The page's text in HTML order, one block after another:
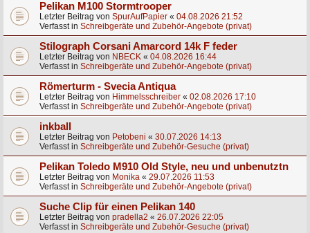
Pelikan M100 Stormtrooper
Letzter Beitrag von SpurAufPapier « 04.08.2026 21:52
Verfasst in Schreibgeräte und Zubehör-Angebote (privat)
Stilograph Corsani Amarcord 14k F feder
Letzter Beitrag von NBECK « 04.08.2026 16:44
Verfasst in Schreibgeräte und Zubehör-Angebote (privat)
Römerturm - Svecia Antiqua
Letzter Beitrag von Himmelsschreiber « 02.08.2026 17:10
Verfasst in Schreibgeräte und Zubehör-Angebote (privat)
inkball
Letzter Beitrag von Petobeni « 30.07.2026 14:13
Verfasst in Schreibgeräte und Zubehör-Gesuche (privat)
Pelikan Toledo M910 Old Style, neu und unbenutztn
Letzter Beitrag von Monika « 29.07.2026 11:53
Verfasst in Schreibgeräte und Zubehör-Angebote (privat)
Suche Clip für einen Pelikan 140
Letzter Beitrag von pradella2 « 26.07.2026 22:05
Verfasst in Schreibgeräte und Zubehör-Gesuche (privat)